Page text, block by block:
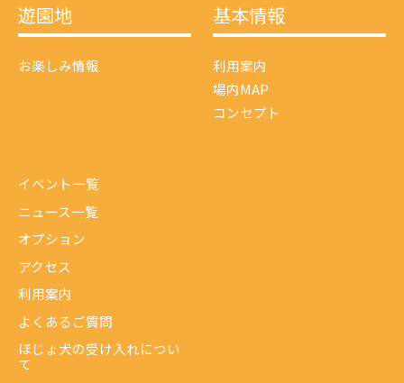
遊園地
お楽しみ情報
基本情報
利用案内
場内MAP
コンセプト
イベント一覧
ニュース一覧
オプション
アクセス
利用案内
よくあるご質問
ほじょ犬の受け入れについ
て